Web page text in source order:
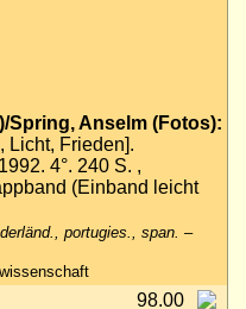
Spring, Anselm (Fotos):
Licht, Frieden].
4°. 240 S. ,
(Einband leicht
portugies., span. –
98.00